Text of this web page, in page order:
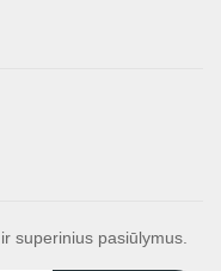
superinius pasiūlymus.